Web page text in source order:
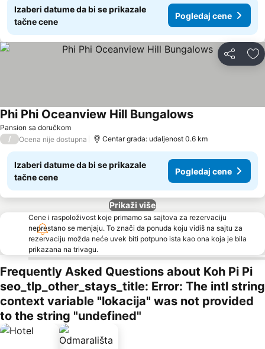
Izaberi datume da bi se prikazale
tačne cene
Pogledaj cene
Deli
Pansion sa doručkom
Phi Phi Oceanview Hill Bungalows
/ Ocena nije dostupna Centar grada: udaljenost 0.6 km
Izaberi datume da bi se prikazale
tačne cene
Pogledaj cene
Prikaži više
Cene i raspoloživost koje primamo sa sajtova za rezervaciju
neprestano se menjaju. To znači da ponuda koju vidiš na sajtu za
rezervaciju možda neće uvek biti potpuno ista kao ona koja je bila
prikazana na trivagu.
Frequently Asked Questions about Koh Pi Pi
seo_tlp_other_stays_title: Error: The intl string
context variable "lokacija" was not provided
to the string "undefined"